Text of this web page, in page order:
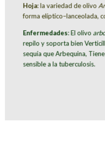
Hoja: la variedad de olivo
forma elíptico–lanceolada,
Enfermedades: El olivo
repilo y soporta bien
sequía que Arbequina,
sensible a la tuberculosis.